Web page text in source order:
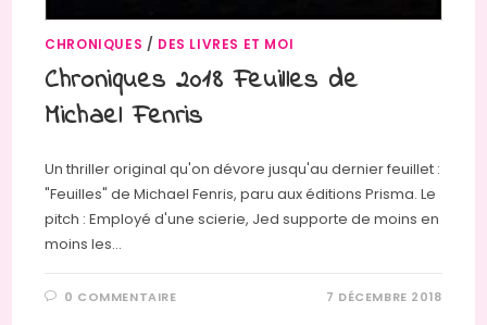
CHRONIQUES / DES LIVRES ET MOI
Chroniques 2018 Feuilles de
Michael Fenris
Un thriller original qu'on dévore jusqu'au dernier feuillet :
"Feuilles" de Michael Fenris, paru aux éditions Prisma. Le
pitch : Employé d'une scierie, Jed supporte de moins en
moins les…
0 COMMENTAIRE 7 DÉCEMBRE 2018